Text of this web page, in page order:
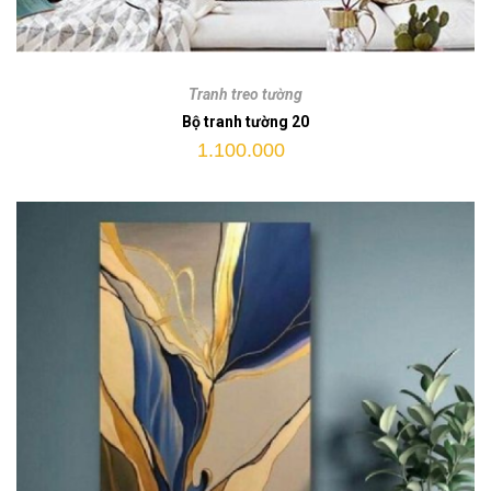
Tranh treo tường
Bộ tranh tường 20
1.100.000